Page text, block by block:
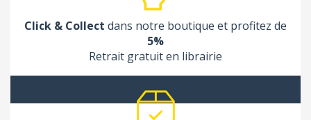
Click & Collect dans notre boutique et profitez de
5%
Retrait gratuit en librairie